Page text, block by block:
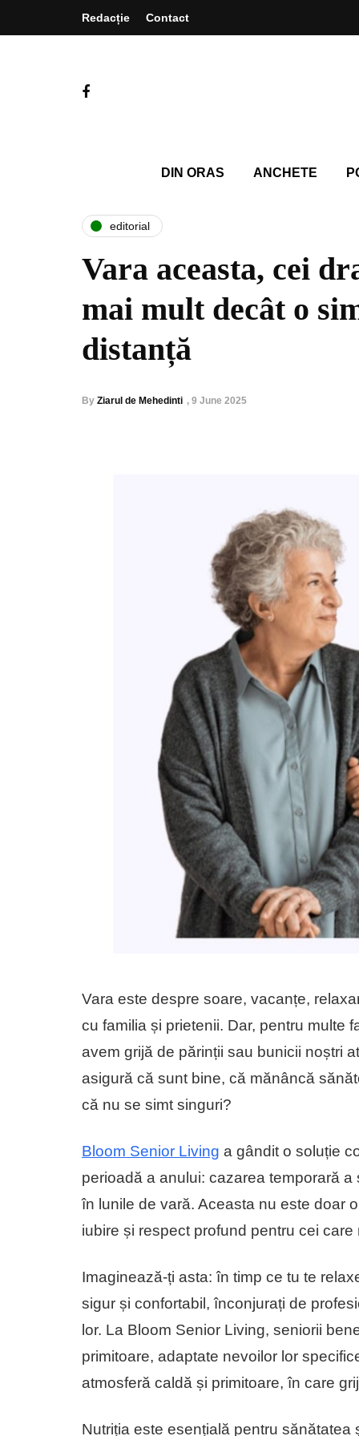
Redacție Contact
DIN ORAS ANCHETE
editorial
Vara aceasta, cei
mai mult decât o
distanță
By Ziarul de Mehedinti , 9 June 2025
Vara este despre soare, vacanțe,
cu familia și prietenii. Dar, pentru multe
avem grijă de părinții sau bunicii noștri
asigură că sunt bine, că mănâncă
că nu se simt singuri?
Bloom Senior Living a gândit o soluție
perioadă a anului: cazarea temporară
în lunile de vară. Aceasta nu este doar
iubire și respect profund pentru cei care
Imaginează-ți asta: în timp ce tu te
sigur și confortabil, înconjurați de
lor. La Bloom Senior Living, seniorii
primitoare, adaptate nevoilor lor
atmosferă caldă și primitoare, în care
Nutriția este esențială pentru